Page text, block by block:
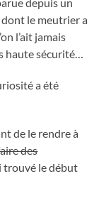
le meutrier a
l’ait jamais
sécurité…
a été
de le rendre à
des
trouvé le début